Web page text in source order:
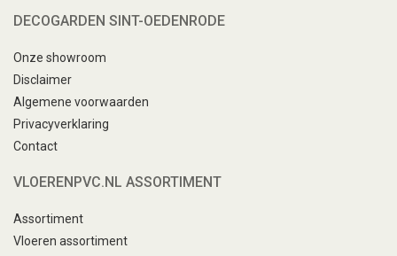
DECOGARDEN SINT-OEDENRODE
Onze showroom
Disclaimer
Algemene voorwaarden
Privacyverklaring
Contact
VLOERENPVC.NL ASSORTIMENT
Assortiment
Vloeren assortiment